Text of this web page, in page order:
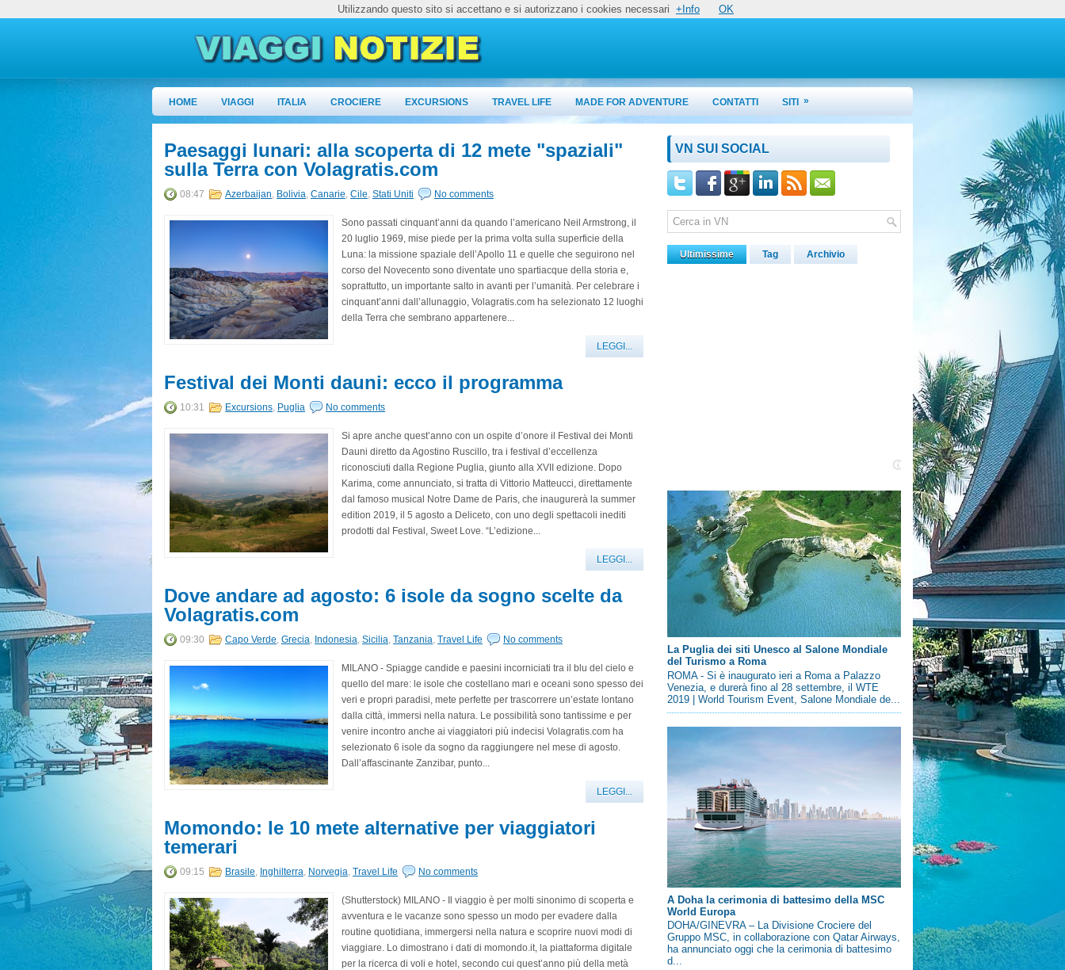
HOME VIAGGI ITALIA CROCIERE EXCURSIONS TRAVEL LIFE MADE FOR ADVENTURE CONTATTI SITI »
Paesaggi lunari: alla scoperta di 12 mete "spaziali"
sulla Terra con Volagratis.com
08:47 Azerbaijan, Bolivia, Canarie, Cile, Stati Uniti No comments
Sono passati cinquant’anni da quando l’americano Neil Armstrong, il
20 luglio 1969, mise piede per la prima volta sulla superficie della
Luna: la missione spaziale dell’Apollo 11 e quelle che seguirono nel
corso del Novecento sono diventate uno spartiacque della storia e,
soprattutto, un importante salto in avanti per l’umanità. Per celebrare i
cinquant’anni dall’allunaggio, Volagratis.com ha selezionato 12 luoghi
della Terra che sembrano appartenere...
LEGGI...
Festival dei Monti dauni: ecco il programma
10:31 Excursions, Puglia No comments
Si apre anche quest’anno con un ospite d’onore il Festival dei Monti
Dauni diretto da Agostino Ruscillo, tra i festival d’eccellenza
riconosciuti dalla Regione Puglia, giunto alla XVII edizione. Dopo
Karima, come annunciato, si tratta di Vittorio Matteucci, direttamente
dal famoso musical Notre Dame de Paris, che inaugurerà la summer
edition 2019, il 5 agosto a Deliceto, con uno degli spettacoli inediti
prodotti dal Festival, Sweet Love. “L’edizione...
LEGGI...
Dove andare ad agosto: 6 isole da sogno scelte da
Volagratis.com
09:30 Capo Verde, Grecia, Indonesia, Sicilia, Tanzania, Travel Life No comments
MILANO - Spiagge candide e paesini incorniciati tra il blu del cielo e
quello del mare: le isole che costellano mari e oceani sono spesso dei
veri e propri paradisi, mete perfette per trascorrere un’estate lontano
dalla città, immersi nella natura. Le possibilità sono tantissime e per
venire incontro anche ai viaggiatori più indecisi Volagratis.com ha
selezionato 6 isole da sogno da raggiungere nel mese di agosto.
Dall’affascinante Zanzibar, punto...
LEGGI...
Momondo: le 10 mete alternative per viaggiatori
temerari
09:15 Brasile, Inghilterra, Norvegia, Travel Life No comments
(Shutterstock) MILANO - Il viaggio è per molti sinonimo di scoperta e
avventura e le vacanze sono spesso un modo per evadere dalla
routine quotidiana, immergersi nella natura e scoprire nuovi modi di
viaggiare. Lo dimostrano i dati di momondo.it, la piattaforma digitale
per la ricerca di voli e hotel, secondo cui quest’anno più della metà
VN SUI SOCIAL
Ultimissime Tag Archivio
La Puglia dei siti Unesco al Salone Mondiale
del Turismo a Roma
ROMA - Si è inaugurato ieri a Roma a Palazzo
Venezia, e durerà fino al 28 settembre, il WTE
2019 | World Tourism Event, Salone Mondiale de...
A Doha la cerimonia di battesimo della MSC
World Europa
DOHA/GINEVRA – La Divisione Crociere del
Gruppo MSC, in collaborazione con Qatar Airways,
ha annunciato oggi che la cerimonia di battesimo
d...
Utilizzando questo sito si accettano e si autorizzano i cookies necessari +Info OK